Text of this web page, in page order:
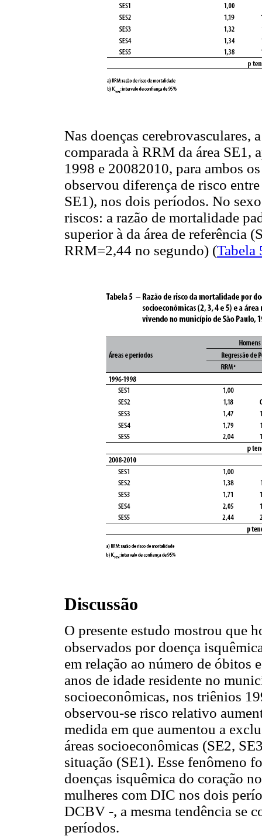
Nas doenças cerebrovasculares,
comparada à RRM da área SE1,
1998 e 20082010, para ambos
observou diferença de risco
SE1), nos dois períodos. No
riscos: a razão de mortalidade
superior à da área de referência
RRM=2,44 no segundo) (Tabela
Discussão
O presente estudo mostrou que
observados por doença
em relação ao número de óbitos
anos de idade residente no
socioeconômicas, nos triênios
observou-se risco relativo
medida em que aumentou a
áreas socioeconômicas (SE2,
situação (SE1). Esse fenômeno
doenças isquêmica do coração
mulheres com DIC nos dois
DCBV -, a mesma tendência se
períodos.